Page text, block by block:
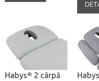
Habys® 2 cârpă